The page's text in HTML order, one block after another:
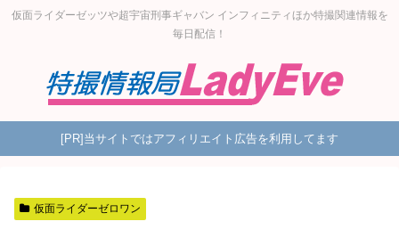
仮面ライダーゼッツや超宇宙刑事ギャバン インフィニティほか特撮関連情報を
毎日配信！
[PR]当サイトではアフィリエイト広告を利用してます
仮面ライダーゼロワン